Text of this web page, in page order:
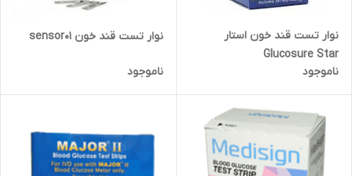
نوار تست قند خون استار
Glucosure Star
ناموجود
نوار تست قند خون sensor01
ناموجود